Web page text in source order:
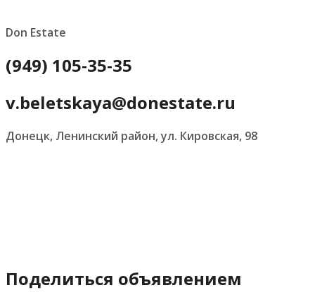
Don Estate
(949) 105-35-35
v.beletskaya@donestate.ru
Донецк, Ленинский район, ул. Кировская, 98
Поделиться объявлением